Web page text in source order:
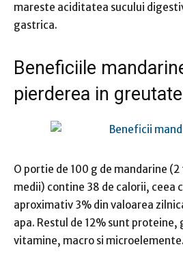
mareste aciditatea sucului
gastrica.
Beneficiile
pierderea in greutate
O portie de 100 g de mandarine
medii) contine 38 de calorii, ceea
aproximativ 3% din valoarea
apa. Restul de 12% sunt
vitamine, macro si microelemente.